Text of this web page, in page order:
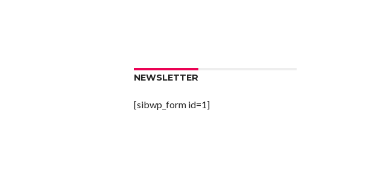
NEWSLETTER
[sibwp_form id=1]